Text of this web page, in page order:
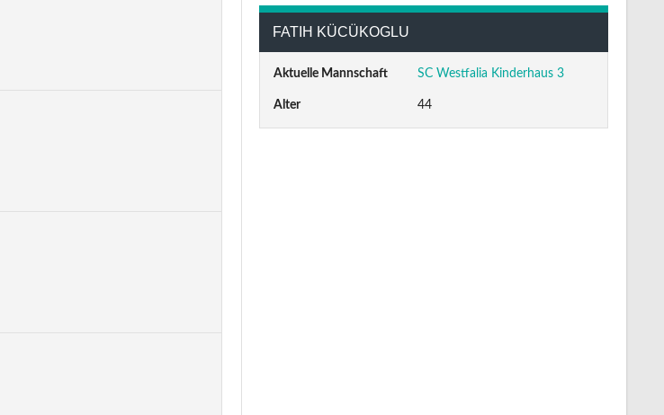
FATIH KÜCÜKOGLU
Aktuelle Mannschaft SC Westfalia Kinderhaus 3
Alter 44